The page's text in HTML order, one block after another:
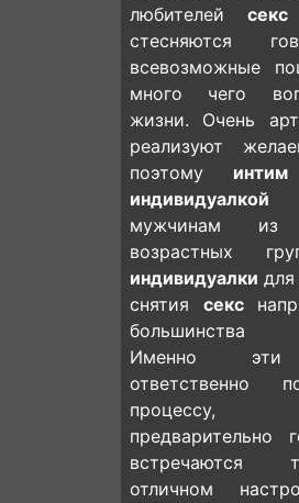
любителей секс
стесняются
всевозможные
много чего
жизни. Очень
реализуют
поэтому интим
индивидуалкой
мужчинам из
возрастных
индивидуалки для
снятия секс
большинства
Именно эти
ответственно
процессу,
предварительно
встречаются
отличном